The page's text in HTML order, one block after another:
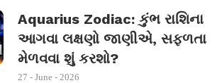
Aquarius Zodiac: કુંભ રાશિના
આગવા લક્ષણો જાણીએ, સફળતા
મેળવવા શું કરશો?
27 - June - 2026